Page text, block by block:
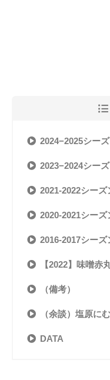
2024−2025シー
2023−2024シー
2021-2022シーズ
2020-2021シーズ
2016-2017シーズ
【2022】味噌赤
（備考）
（余談）塩原に
DATA